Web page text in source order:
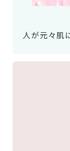
人が元々肌